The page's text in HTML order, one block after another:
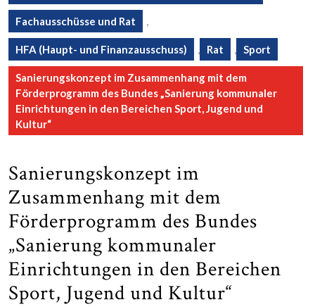
Fachausschüsse und Rat ,
HFA (Haupt- und Finanzausschuss) , Rat , Sport
Sanierungskonzept im Zusammenhang mit dem
Förderprogramm des Bundes „Sanierung kommunaler
Einrichtungen in den Bereichen Sport, Jugend und
Kultur“
Sanierungskonzept im
Zusammenhang mit dem
Förderprogramm des Bundes
„Sanierung kommunaler
Einrichtungen in den Bereichen
Sport, Jugend und Kultur“